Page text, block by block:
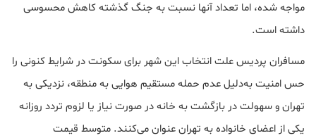
مواجه شده، اما تعداد آنها نسبت به جنگ گذشته کاهش محسوسی
داشته است.
مسافران پردیس علت انتخاب این شهر برای سکونت در شرایط کنونی را
حس امنیت به‌دلیل عدم حمله مستقیم هوایی به منطقه، نزدیکی به
تهران و سهولت در بازگشت به خانه در صورت نیاز یا لزوم تردد روزانه
یکی از اعضای خانواده به تهران عنوان می‌کنند. متوسط قیمت